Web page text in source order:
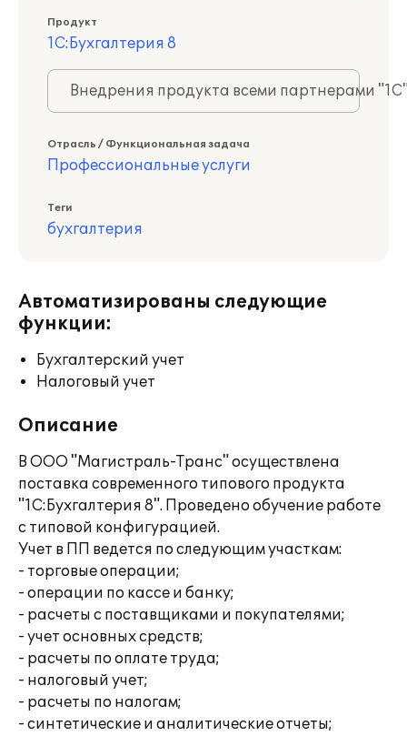
Продукт
1С:Бухгалтерия 8
Внедрения продукта всеми партнерами
Отрасль / Функциональная задача
Профессиональные услуги
Теги
бухгалтерия
Автоматизированы следующие
функции:
Бухгалтерский учет
Налоговый учет
Описание
В ООО "Магистраль-Транс" осуществлена
поставка современного типового продукта
"1С:Бухгалтерия 8". Проведено обучение работе
с типовой конфигурацией.
Учет в ПП ведется по следующим участкам:
- торговые операции;
- операции по кассе и банку;
- расчеты с поставщиками и покупателями;
- учет основных средств;
- расчеты по оплате труда;
- налоговый учет;
- расчеты по налогам;
- синтетические и аналитические отчеты;